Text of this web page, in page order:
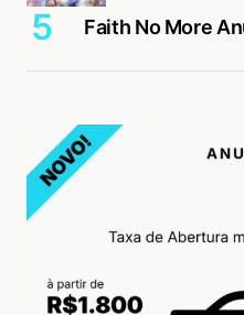
Faith No More